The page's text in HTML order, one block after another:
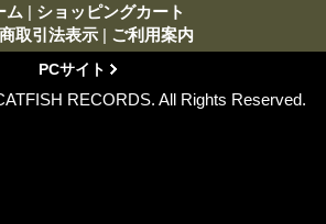
ム | ショッピングカート
取引法表示 | ご利用案内
PCサイト
RECORDS. All Rights Reserved.